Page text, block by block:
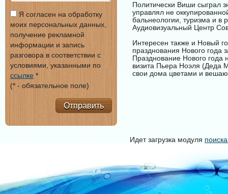
Политически Виши сыграл
управлял не
бальнеологии, туризма и в
Аудиовизуальный Центр
Интересен также и Новый
празднования Нового года
Празднование Нового года
визита Пьера Ноэля (Деда
свои дома цветами и
Я согласен на обработку
моих персональных данных,
получение рекламной
информации и запись
разговора в соответствии с
условиями, указанными по
ссылке *
(* - обязательное поле)
Отправить
Идет загрузка модуля